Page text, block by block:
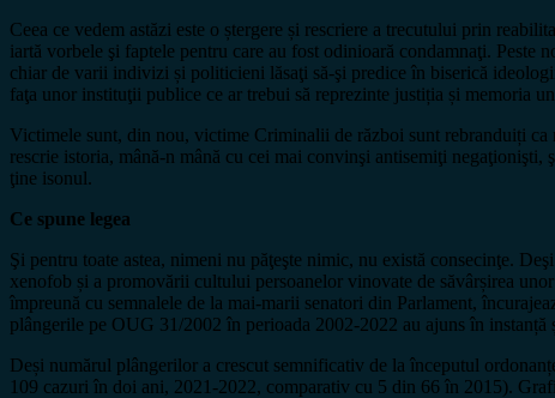
Ceea ce vedem astăzi este o ștergere și rescriere a trecutului prin
iartă vorbele şi faptele pentru care au fost odinioară condamnaţi.
chiar de varii indivizi și politicieni lăsaţi să-şi predice în biserică
faţa unor instituţii publice ce ar trebui să reprezinte justiția și memoria
Victimele sunt, din nou, victime Criminalii de război sunt rebranduiți
rescrie istoria, mână-n mână cu cei mai convinşi antisemiţi
ţine isonul.
Ce spune legea
Şi pentru toate astea, nimeni nu păţeşte nimic, nu există consecinţe.
xenofob și a promovării cultului persoanelor vinovate de săvârșirea
împreună cu semnalele de la mai-marii senatori din Parlament,
plângerile pe OUG 31/2002 în perioada 2002-2022 au ajuns în
Deși numărul plângerilor a crescut semnificativ de la începutul
109 cazuri în doi ani, 2021-2022, comparativ cu 5 din 66 în 2015).